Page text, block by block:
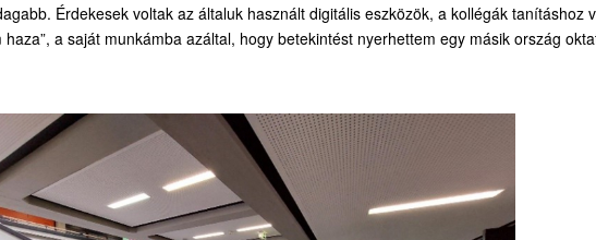
Érdekesek voltak az általuk használt digitális eszközök, a kollégák tanításhoz
a saját munkámba azáltal, hogy betekintést nyerhettem egy másik ország